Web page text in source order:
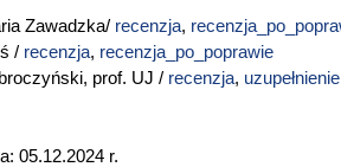
Zawadzka/ recenzja,
/ recenzja, recenzja_po_poprawie
prof. UJ / recenzja,
05.12.2024 r.